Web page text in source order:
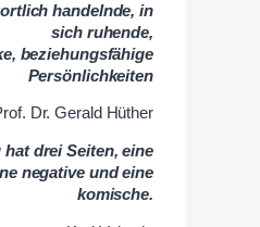
handelnde, in
sich ruhende,
beziehungsfähige
Persönlichkeiten
Dr. Gerald Hüther
hat drei Seiten, eine
negative und eine
komische.